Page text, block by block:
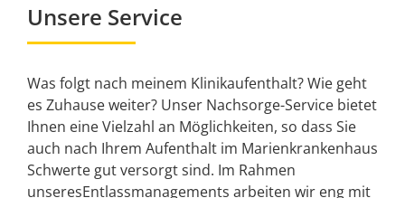
Unsere Service
Was folgt nach meinem Klinikaufenthalt? Wie geht
es Zuhause weiter? Unser Nachsorge-Service bietet
Ihnen eine Vielzahl an Möglichkeiten, so dass Sie
auch nach Ihrem Aufenthalt im Marienkrankenhaus
Schwerte gut versorgt sind. Im Rahmen
unseresEntlassmanagements arbeiten wir eng mit